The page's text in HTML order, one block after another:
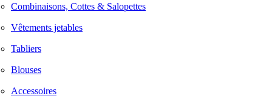
Combinaisons, Cottes & Salopettes
Vêtements jetables
Tabliers
Blouses
Accessoires